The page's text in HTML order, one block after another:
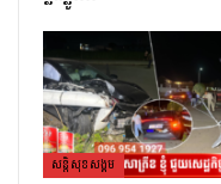
សន្តិសុខសង្គម